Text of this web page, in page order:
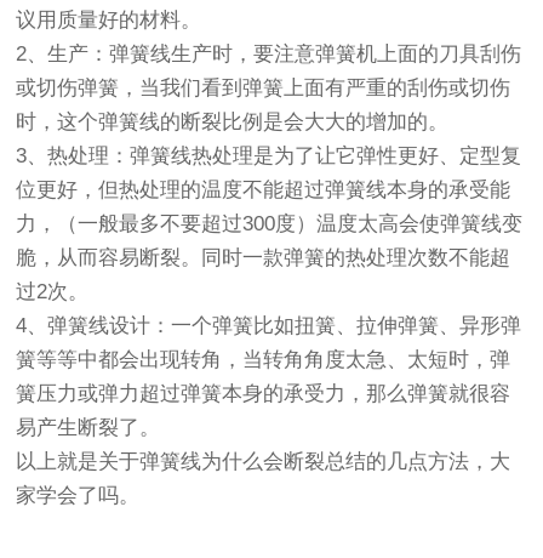
议用质量好的材料。
2、生产：弹簧线生产时，要注意弹簧机上面的刀具刮伤
或切伤弹簧，当我们看到弹簧上面有严重的刮伤或切伤
时，这个弹簧线的断裂比例是会大大的增加的。
3、热处理：弹簧线热处理是为了让它弹性更好、定型复
位更好，但热处理的温度不能超过弹簧线本身的承受能
力，（一般最多不要超过300度）温度太高会使弹簧线变
脆，从而容易断裂。同时一款弹簧的热处理次数不能超
过2次。
4、弹簧线设计：一个弹簧比如扭簧、拉伸弹簧、异形弹
簧等等中都会出现转角，当转角角度太急、太短时，弹
簧压力或弹力超过弹簧本身的承受力，那么弹簧就很容
易产生断裂了。
以上就是关于弹簧线为什么会断裂总结的几点方法，大
家学会了吗。